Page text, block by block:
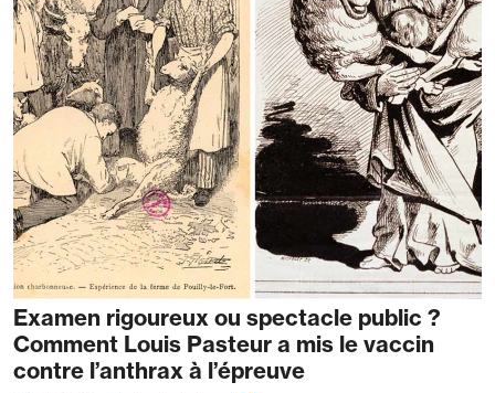
Examen rigoureux ou spectacle public ?
Comment Louis Pasteur a mis le vaccin
contre l’anthrax à l’épreuve